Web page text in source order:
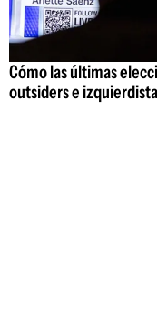
Cómo las últimas
outsiders e